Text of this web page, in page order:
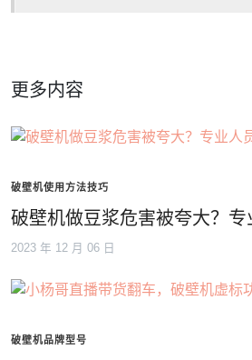
更多内容
破壁机使用方法技巧
破壁机做豆浆危害被夸大？
2023 年 12 月 06 日
破壁机品牌型号